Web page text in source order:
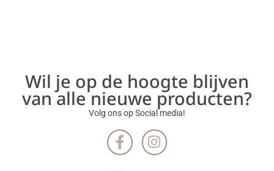
Wil je op de hoogte blijven
van alle nieuwe producten?
Volg ons op Social media!